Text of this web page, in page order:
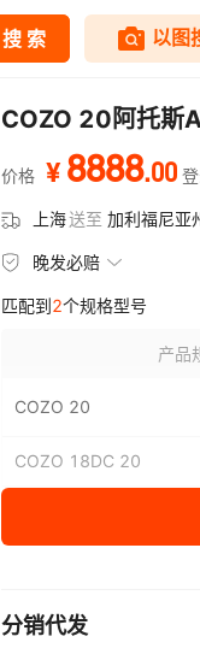
COZO 20阿托斯
价格 ¥ 8888.00
上海送至 加利福尼亚
晚发必赔
匹配到2个规格型号
产品
COZO 20
COZO 18DC 20
分销代发